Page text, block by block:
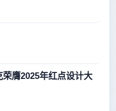
膺2025年红点设计大